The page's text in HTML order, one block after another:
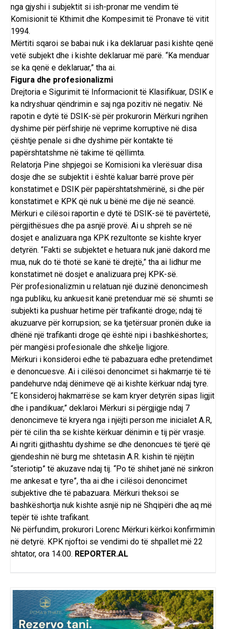
nga gjyshi i subjektit si ish-pronar me vendim të
Komisionit të Kthimit dhe Kompesimit të Pronave të vitit
1994.
Mërtiti sqaroi se babai nuk i ka deklaruar pasi kishte qenë
vetë subjekt dhe i kishte deklaruar më parë. “Ka menduar
se ka qenë e deklaruar,” tha ai.
Figura dhe profesionalizmi
Drejtoria e Sigurimit të Informacionit të Klasifikuar, DSIK e
ka ndryshuar qëndrimin e saj nga pozitiv në negativ. Në
rapotin e dytë të DSIK-së për prokurorin Mërkuri ngrihen
dyshime për përfshirje në veprime korruptive në disa
çështje penale si dhe dyshime për kontakte të
papërshtatshme në takime të qëllimta.
Relatorja Pine shpjegoi se Komisioni ka vlerësuar disa
dosje dhe se subjektit i është kaluar barrë prove për
konstatimet e DSIK për papërshtatshmërinë, si dhe për
konstatimet e KPK që nuk u bënë me dije në seancë.
Mërkuri e cilësoi raportin e dytë të DSIK-së të pavërtetë,
përgjithësues dhe pa asnjë provë. Ai u shpreh se në
dosjet e analizuara nga KPK rezultonte se kishte kryer
detyrën. “Fakti se subjektet e hetuara nuk janë dakord me
mua, nuk do të thotë se kanë të drejtë,” tha ai lidhur me
konstatimet në dosjet e analizuara prej KPK-së.
Për profesionalizmin u relatuan një duzinë denoncimesh
nga publiku, ku ankuesit kanë pretenduar më së shumti se
subjekti ka pushuar hetime për trafikantë droge; ndaj të
akuzuarve për korrupsion; se ka tjetërsuar pronën duke ia
dhënë një trafikanti droge që është nipi i bashkëshortes;
për mangësi profesionale dhe shkelje ligjore.
Mërkuri i konsideroi edhe të pabazuara edhe pretendimet
e denoncuesve. Ai i cilësoi denoncimet si hakmarrje të të
pandehurve ndaj dënimeve që ai kishte kërkuar ndaj tyre.
“E konsideroj hakmarrëse se kam kryer detyrën sipas ligjit
dhe i pandikuar,” deklaroi Mërkuri si përgjigje ndaj 7
denoncimeve të kryera nga i njëjti person me inicialet A.R,
për të cilin tha se kishte kërkuar dënimin e tij për vrasje.
Ai ngriti gjithashtu dyshime se dhe denoncues të tjerë që
gjendeshin në burg me shtetasin A.R. kishin të njëjtin
“steriotip” të akuzave ndaj tij. “Po të shihet janë në sinkron
me ankesat e tyre”, tha ai dhe i cilësoi denoncimet
subjektive dhe të pabazuara. Mërkuri theksoi se
bashkëshortja nuk kishte asnjë nip në Shqipëri dhe aq më
tepër të ishte trafikant.
Në përfundim, prokurori Lorenc Mërkuri kërkoi konfirmimin
në detyrë. KPK njoftoi se vendimi do të shpallet më 22
shtator, ora 14:00. REPORTER.AL